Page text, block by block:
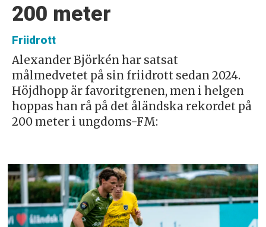
200 meter
Friidrott
Alexander Björkén har satsat
målmedvetet på sin friidrott sedan 2024.
Höjdhopp är favoritgrenen, men i helgen
hoppas han rå på det åländska rekordet på
200 meter i ungdoms-FM: